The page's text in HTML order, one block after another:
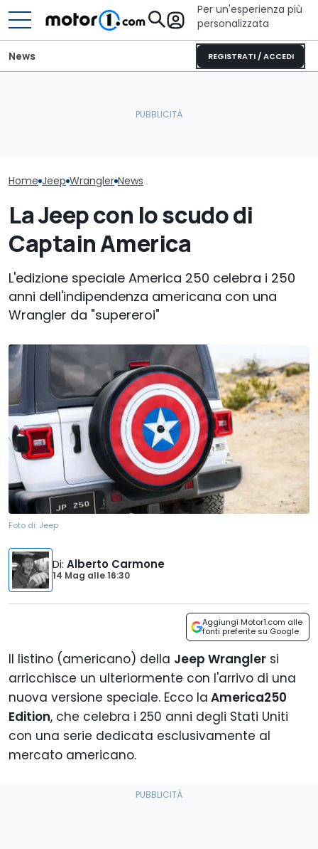
Per un'esperienza più
personalizzata
REGISTRATI / ACCEDI
News
Home Jeep Wrangler News
La Jeep con lo scudo di
Captain America
L'edizione speciale America 250 celebra i 250
anni dell'indipendenza americana con una
Wrangler da "supereroi"
Foto di: Jeep
Di: Alberto Carmone
14 Mag alle16:30
Aggiungi Motor1.com alle
fonti preferite su Google
Il listino (americano) della Jeep Wrangler si
arricchisce un ulteriormente con l'arrivo di una
nuova versione speciale. Ecco la America250
Edition, che celebra i 250 anni degli Stati Uniti
con una serie dedicata esclusivamente al
mercato americano.